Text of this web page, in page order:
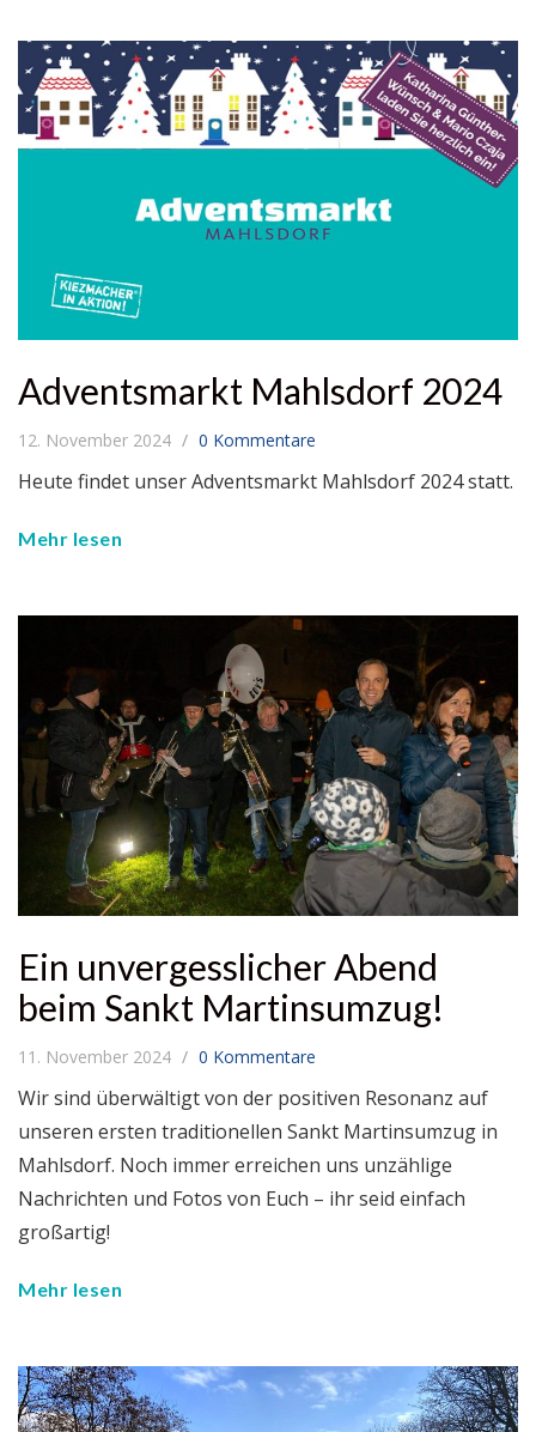
Adventsmarkt Mahlsdorf 2024
12. November 2024 0 Kommentare
Heute findet unser Adventsmarkt Mahlsdorf 2024 statt.
Mehr lesen
Ein unvergesslicher Abend
beim Sankt Martinsumzug!
11. November 2024 0 Kommentare
Wir sind überwältigt von der positiven Resonanz auf
unseren ersten traditionellen Sankt Martinsumzug in
Mahlsdorf. Noch immer erreichen uns unzählige
Nachrichten und Fotos von Euch – ihr seid einfach
großartig!
Mehr lesen